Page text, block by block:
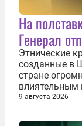
На
Генерал
Этнические
созданные в
стране
влиятельным
этой сети не
подсаживают
нечто еще
9 августа 2026